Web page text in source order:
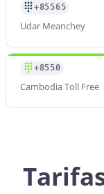
+85565
Udar Meanchey
+8550
Cambodia Toll Free